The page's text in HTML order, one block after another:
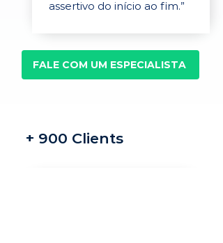
assertivo do início ao fim.”
FALE COM UM ESPECIALISTA
+ 900 Clients